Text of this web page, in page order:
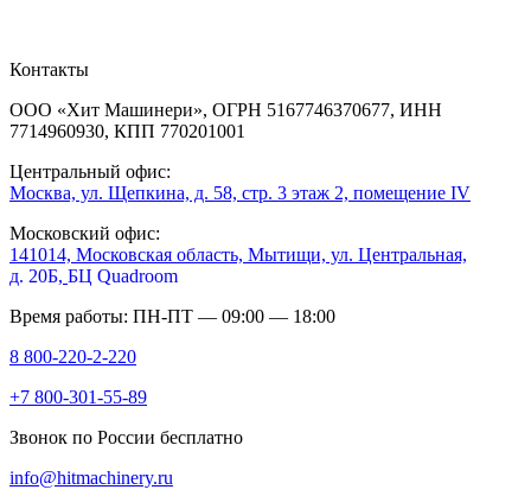
Контакты
ООО «Хит Машинери», ОГРН 5167746370677, ИНН
7714960930, КПП 770201001
Центральный офис:
Москва, ул. Щепкина, д. 58, стр. 3 этаж 2, помещение IV
Московский офис:
141014, Московская область, Мытищи, ул. Центральная,
д. 20Б, БЦ Quadroom
Время работы: ПН-ПТ — 09:00 — 18:00
8 800-220-2-220
+7 800-301-55-89
Звонок по России бесплатно
info@hitmachinery.ru